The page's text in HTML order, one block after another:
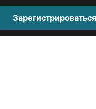
Зарегистрироваться